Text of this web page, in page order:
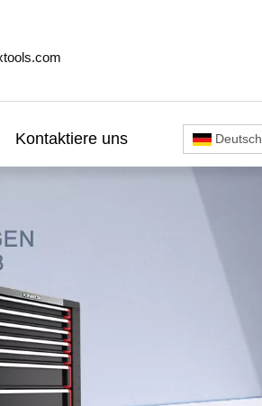
Kontaktiere uns Deutsch